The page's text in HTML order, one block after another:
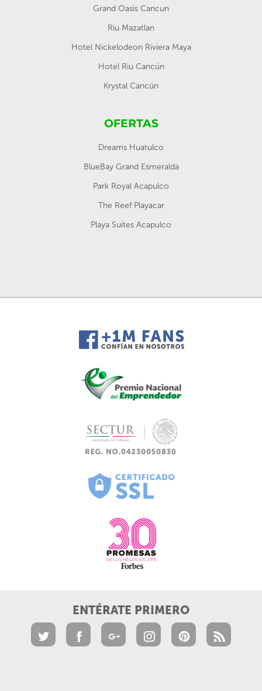
Grand Oasis Cancun
Riu Mazatlan
Hotel Nickelodeon Riviera Maya
Hotel Riu Cancún
Krystal Cancún
OFERTAS
Dreams Huatulco
BlueBay Grand Esmeralda
Park Royal Acapulco
The Reef Playacar
Playa Suites Acapulco
ENTÉRATE PRIMERO